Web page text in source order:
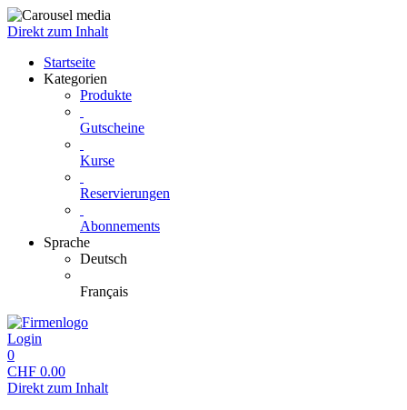
Direkt zum Inhalt
Startseite
Kategorien
Produkte
Gutscheine
Kurse
Reservierungen
Abonnements
Sprache
Deutsch
Français
Login
0
CHF 0.00
Direkt zum Inhalt